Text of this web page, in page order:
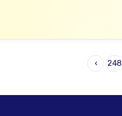
248
›